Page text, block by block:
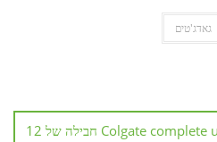
גאדג'טים
משחת שיניים Colgate complete ultra white חבילה של 12